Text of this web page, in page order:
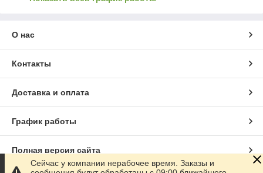
О нас
Контакты
Доставка и оплата
График работы
Полная версия сайта
Сейчас у компании нерабочее время. Заказы и